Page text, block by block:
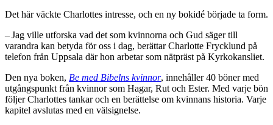
Det här väckte Charlottes intresse, och en ny bokidé började ta form.
– Jag ville utforska vad det som kvinnorna och Gud säger till
varandra kan betyda för oss i dag, berättar Charlotte Frycklund på
telefon från Uppsala där hon arbetar som nätpräst på Kyrkokansliet.
Den nya boken, Be med Bibelns kvinnor, innehåller 40 böner med
utgångspunkt från kvinnor som Hagar, Rut och Ester. Med varje bön
följer Charlottes tankar och en berättelse om kvinnans historia. Varje
kapitel avslutas med en välsignelse.